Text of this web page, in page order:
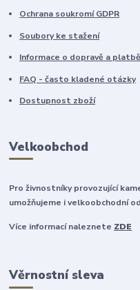
Ochrana soukromí GDPR
Soubory ke stažení
Informace o dopravě a platbě
FAQ - často kladené otázky
Dostupnost zboží
Velkoobchod
Pro živnostníky provozující
umožňujeme i velkoobchodní
Více informací naleznete ZDE
Věrnostní sleva